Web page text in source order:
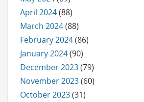
April 2024(88)
March 2024(88)
February 2024(86)
January 2024(90)
December 2023(79)
November 2023(60)
October 2023(31)